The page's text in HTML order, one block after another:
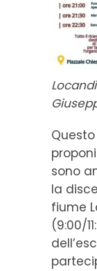
sono
la
fiume
(9:00/